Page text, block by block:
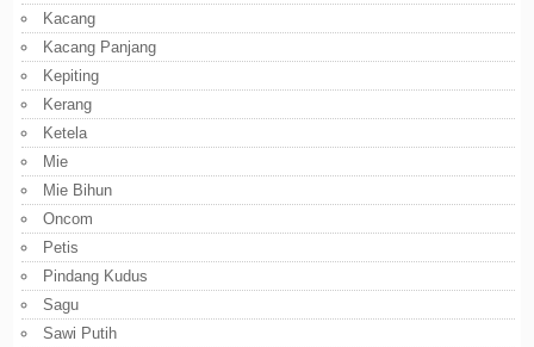
Kacang
Kacang Panjang
Kepiting
Kerang
Ketela
Mie
Mie Bihun
Oncom
Petis
Pindang Kudus
Sagu
Sawi Putih